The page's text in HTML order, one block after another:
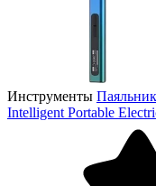
Инструменты
Intelligent Portable